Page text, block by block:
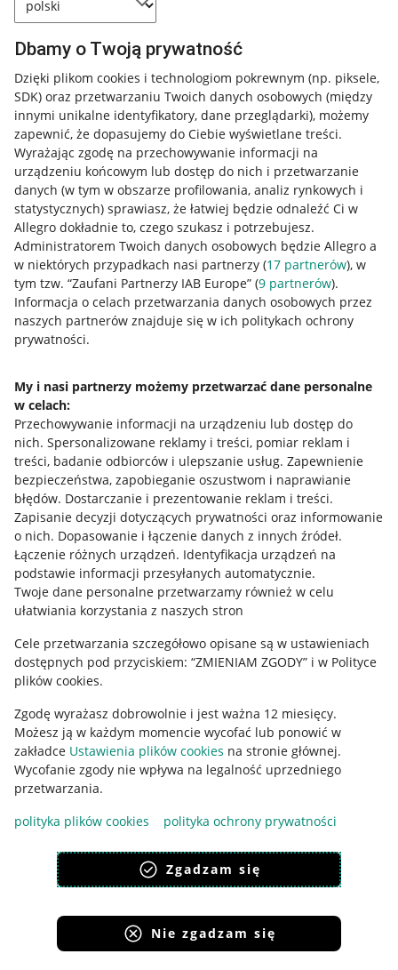
Dbamy o Twoją prywatność
Dzięki plikom cookies i technologiom pokrewnym (np. piksele,
SDK) oraz przetwarzaniu Twoich danych osobowych (między
innymi unikalne identyfikatory, dane przeglądarki), możemy
zapewnić, że dopasujemy do Ciebie wyświetlane treści.
Wyrażając zgodę na przechowywanie informacji na
urządzeniu końcowym lub dostęp do nich i przetwarzanie
danych (w tym w obszarze profilowania, analiz rynkowych i
statystycznych) sprawiasz, że łatwiej będzie odnaleźć Ci w
Allegro dokładnie to, czego szukasz i potrzebujesz.
Administratorem Twoich danych osobowych będzie Allegro a
w niektórych przypadkach nasi partnerzy (17 partnerów), w
tym tzw. “Zaufani Partnerzy IAB Europe” (9 partnerów).
Informacja o celach przetwarzania danych osobowych przez
naszych partnerów znajduje się w ich politykach ochrony
prywatności.
My i nasi partnerzy możemy przetwarzać dane personalne
w celach:
Przechowywanie informacji na urządzeniu lub dostęp do
nich. Spersonalizowane reklamy i treści, pomiar reklam i
treści, badanie odbiorców i ulepszanie usług. Zapewnienie
bezpieczeństwa, zapobieganie oszustwom i naprawianie
błędów. Dostarczanie i prezentowanie reklam i treści.
Zapisanie decyzji dotyczących prywatności oraz informowanie
o nich. Dopasowanie i łączenie danych z innych źródeł.
Łączenie różnych urządzeń. Identyfikacja urządzeń na
podstawie informacji przesyłanych automatycznie.
Twoje dane personalne przetwarzamy również w celu
ułatwiania korzystania z naszych stron
Cele przetwarzania szczegółowo opisane są w ustawieniach
dostępnych pod przyciskiem: “ZMIENIAM ZGODY” i w Polityce
plików cookies.
Zgodę wyrażasz dobrowolnie i jest ważna 12 miesięcy.
Możesz ją w każdym momencie wycofać lub ponowić w
zakładce Ustawienia plików cookies na stronie głównej.
Wycofanie zgody nie wpływa na legalność uprzedniego
przetwarzania.
polityka plików cookies
polityka ochrony prywatności
Zgadzam się
Nie zgadzam się
Przydatne informacje
Jak to działa
Allegro Gadane dla sprzedających
Allegro Gadane dla kupujących
Mapa miejscowości
Informacje prawne
Regulamin
Polityka plików "cookies"
Ustawienia plików "cookies"
Udostępnianie lokalizacji
Informacje dla Aktu o Usługach Cyfrowych
Pobierz aplikację
Korzystanie z serwisu oznacza akceptacjęregulaminu